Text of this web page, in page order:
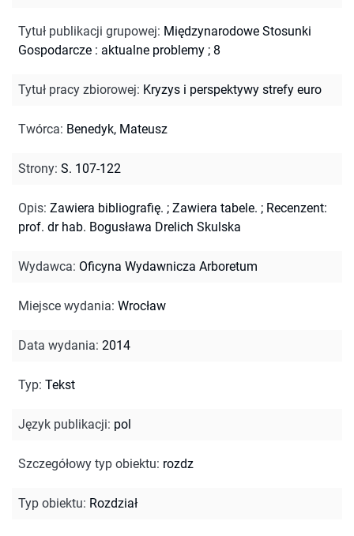
Tytuł publikacji grupowej: Międzynarodowe Stosunki
Gospodarcze : aktualne problemy ; 8
Tytuł pracy zbiorowej: Kryzys i perspektywy strefy euro
Twórca: Benedyk, Mateusz
Strony: S. 107-122
Opis: Zawiera bibliografię. ; Zawiera tabele. ; Recenzent:
prof. dr hab. Bogusława Drelich Skulska
Wydawca: Oficyna Wydawnicza Arboretum
Miejsce wydania: Wrocław
Data wydania: 2014
Typ: Tekst
Język publikacji: pol
Szczegółowy typ obiektu: rozdz
Typ obiektu: Rozdział